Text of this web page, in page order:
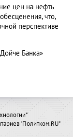
цен на нефть
что,
перспективе
Банка»
"Политком.RU"